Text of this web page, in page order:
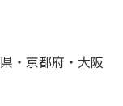
・京都府・大阪